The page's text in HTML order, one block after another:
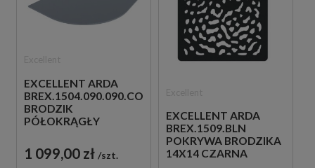
EXCELLENT ARDA
BREX.1504.090.090.CON
BRODZIK
PÓŁOKRĄGŁY
1 099,00 zł szt.
EXCELLENT ARDA
BREX.1509.BLN
POKRYWA BRODZIKA
14X14 CZARNA